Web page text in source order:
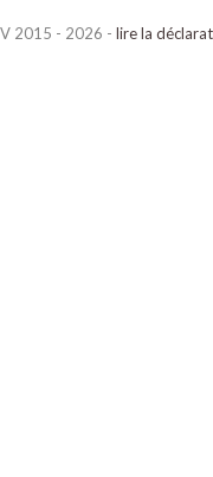
2015 - 2026 - lire la